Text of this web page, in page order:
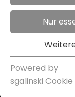
Nur
Powered by
sgal­inski